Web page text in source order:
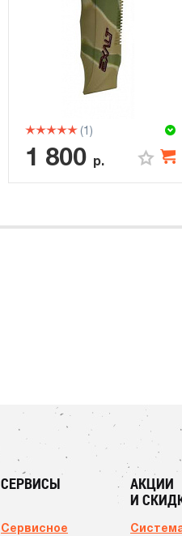
(1)
1 800 р.
СЕРВИСЫ
Сервисное
АКЦИИ
И